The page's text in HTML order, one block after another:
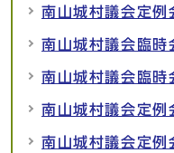
南山城村議会定例
南山城村議会臨時
南山城村議会臨時
南山城村議会定例
南山城村議会定例